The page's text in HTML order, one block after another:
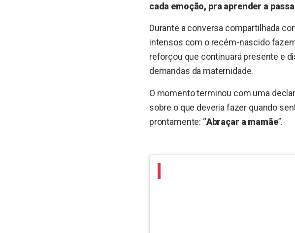
cada emoção, pra aprender a
Durante a conversa compartilhada
intensos com o recém-nascido
reforçou que continuará presente e
demandas da maternidade.
O momento terminou com uma
sobre o que deveria fazer quando
prontamente: “Abraçar a mamãe”.